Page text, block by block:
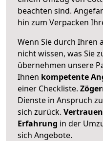
beachten sind.
hin zum Verpacken
Wenn Sie durch Ihren
nicht wissen, was Sie
übernehmen unsere
Ihnen kompetente
einer Checkliste.
Dienste in Anspruch
sich zurück.
Erfahrung in der
sich Angebote.